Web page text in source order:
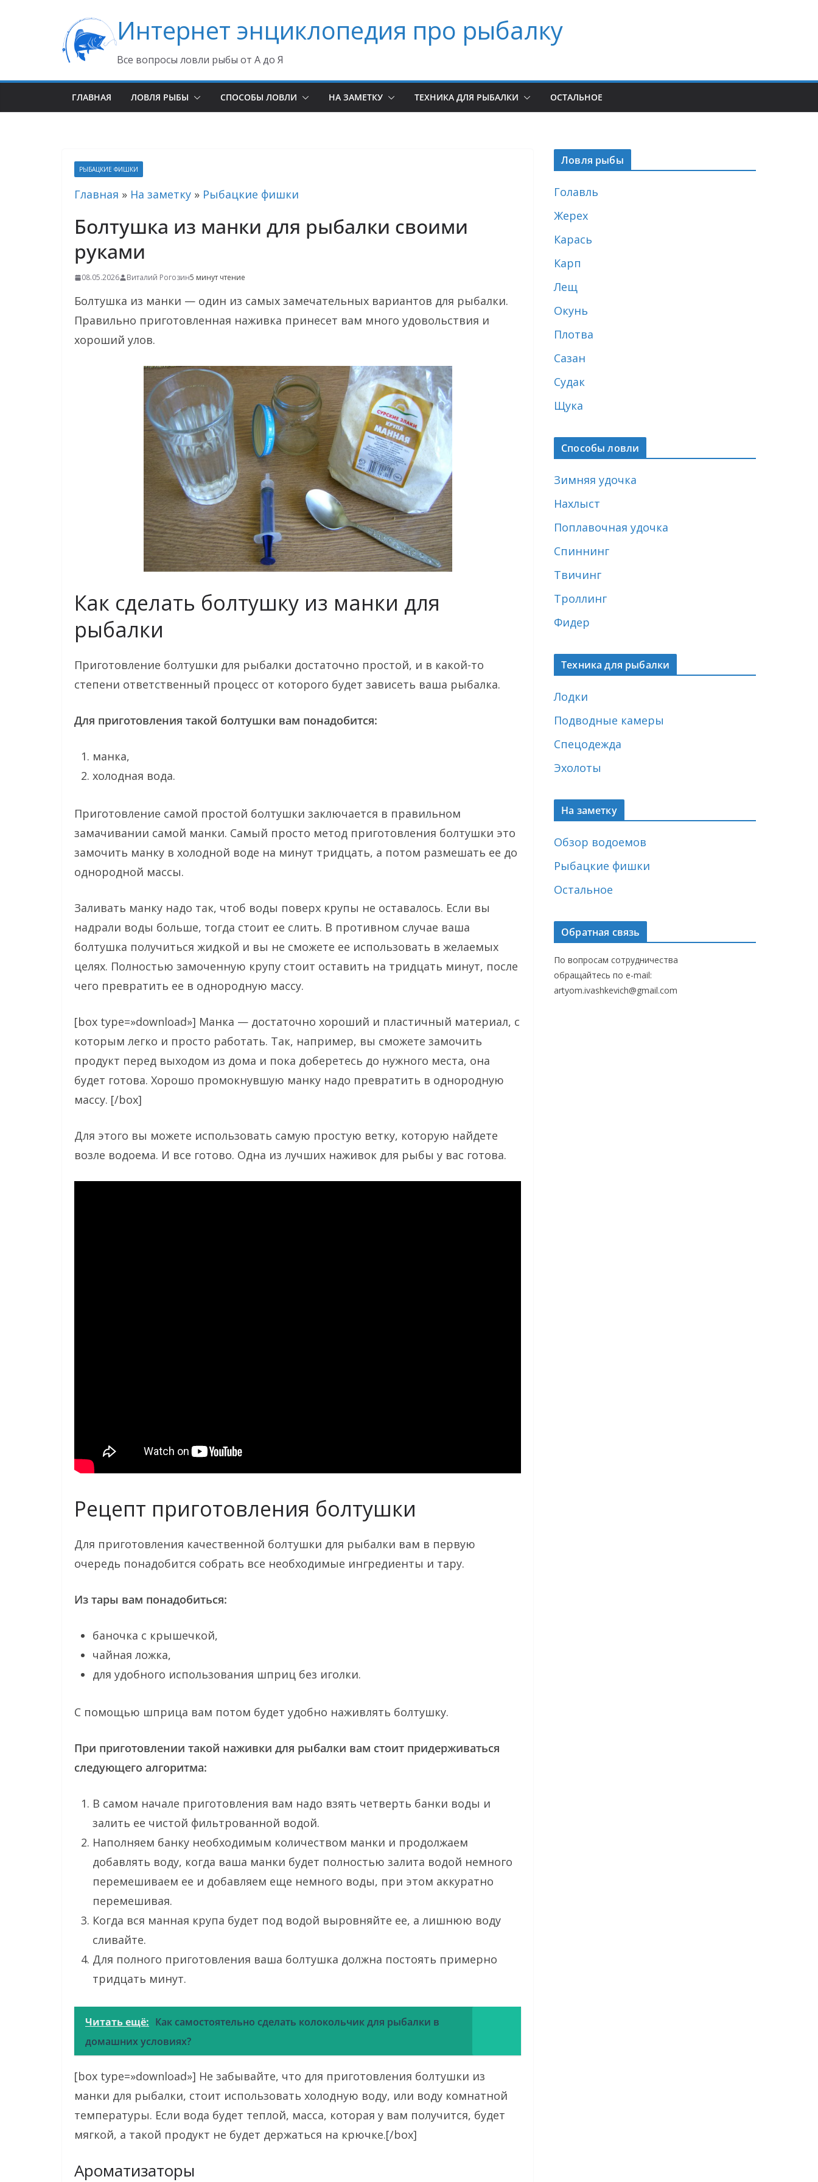
содержимому
Интернет энциклопедия про рыбалку
Все вопросы ловли рыбы от А до Я
ГЛАВНАЯ ЛОВЛЯ РЫБЫ СПОСОБЫ ЛОВЛИ НА ЗАМЕТКУ ТЕХНИКА ДЛЯ РЫБАЛКИ ОСТАЛЬНОЕ
РЫБАЦКИЕ ФИШКИ
Главная » На заметку » Рыбацкие фишки
Болтушка из манки для рыбалки своими
руками
08.05.2026 Виталий Рогозин5 минут чтение
Болтушка из манки — один из самых замечательных вариантов для рыбалки.
Правильно приготовленная наживка принесет вам много удовольствия и
хороший улов.
Как сделать болтушку из манки для
рыбалки
Приготовление болтушки для рыбалки достаточно простой, и в какой-то
степени ответственный процесс от которого будет зависеть ваша рыбалка.
Для приготовления такой болтушки вам понадобится:
манка,
холодная вода.
Приготовление самой простой болтушки заключается в правильном
замачивании самой манки. Самый просто метод приготовления болтушки это
замочить манку в холодной воде на минут тридцать, а потом размешать ее до
однородной массы.
Заливать манку надо так, чтоб воды поверх крупы не оставалось. Если вы
надрали воды больше, тогда стоит ее слить. В противном случае ваша
болтушка получиться жидкой и вы не сможете ее использовать в желаемых
целях. Полностью замоченную крупу стоит оставить на тридцать минут, после
чего превратить ее в однородную массу.
[box type=»download»] Манка — достаточно хороший и пластичный материал, с
которым легко и просто работать. Так, например, вы сможете замочить
продукт перед выходом из дома и пока доберетесь до нужного места, она
будет готова. Хорошо промокнувшую манку надо превратить в однородную
массу. [/box]
Для этого вы можете использовать самую простую ветку, которую найдете
возле водоема. И все готово. Одна из лучших наживок для рыбы у вас готова.
Рецепт приготовления болтушки
Для приготовления качественной болтушки для рыбалки вам в первую
очередь понадобится собрать все необходимые ингредиенты и тару.
Из тары вам понадобиться:
баночка с крышечкой,
чайная ложка,
для удобного использования шприц без иголки.
С помощью шприца вам потом будет удобно наживлять болтушку.
При приготовлении такой наживки для рыбалки вам стоит придерживаться
следующего алгоритма:
В самом начале приготовления вам надо взять четверть банки воды и
залить ее чистой фильтрованной водой.
Наполняем банку необходимым количеством манки и продолжаем
добавлять воду, когда ваша манки будет полностью залита водой немного
перемешиваем ее и добавляем еще немного воды, при этом аккуратно
перемешивая.
Когда вся манная крупа будет под водой выровняйте ее, а лишнюю воду
сливайте.
Для полного приготовления ваша болтушка должна постоять примерно
тридцать минут.
Читать ещё: Как самостоятельно сделать колокольчик для рыбалки в
домашних условиях?
[box type=»download»] Не забывайте, что для приготовления болтушки из
манки для рыбалки, стоит использовать холодную воду, или воду комнатной
температуры. Если вода будет теплой, масса, которая у вам получится, будет
мягкой, а такой продукт не будет держаться на крючке.[/box]
Ароматизаторы
Ловля рыбы
Голавль
Жерех
Карась
Карп
Лещ
Окунь
Плотва
Сазан
Судак
Щука
Способы ловли
Зимняя удочка
Нахлыст
Поплавочная удочка
Спиннинг
Твичинг
Троллинг
Фидер
Техника для рыбалки
Лодки
Подводные камеры
Спецодежда
Эхолоты
На заметку
Обзор водоемов
Рыбацкие фишки
Остальное
Обратная связь
По вопросам сотрудничества
обращайтесь по e-mail:
artyom.ivashkevich@gmail.com